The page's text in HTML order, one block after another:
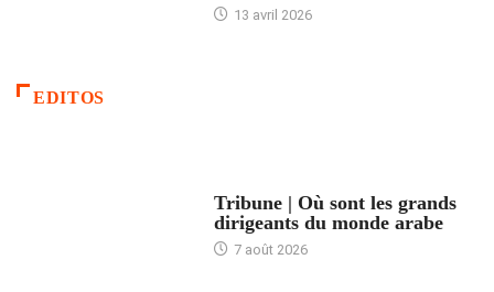
13 avril 2026
EDITOS
Tribune | Où sont les grands
dirigeants du monde arabe
7 août 2026